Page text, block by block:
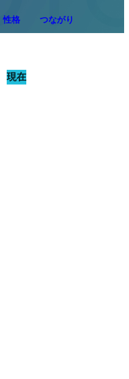
性格 つながり
現在